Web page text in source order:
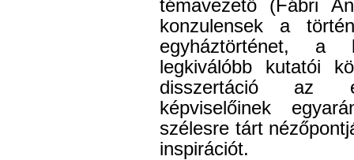
témavezető (Fábri
konzulensek a
egyháztörténet, a
legkiválóbb kutatói
disszertáció az
képviselőinek
szélesre tárt
inspirációt.